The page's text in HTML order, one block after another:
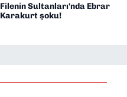
Filenin Sultanları'nda Ebrar
Karakurt şoku!